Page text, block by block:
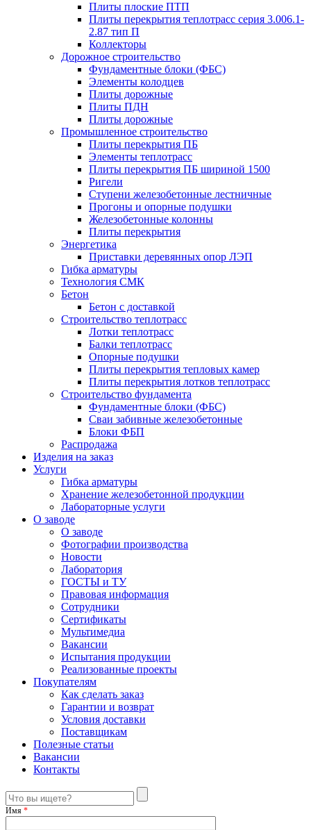
Плиты плоские ПТП
Плиты перекрытия теплотрасс серия 3.006.1-
2.87 тип П
Коллекторы
Дорожное строительство
Фундаментные блоки (ФБС)
Элементы колодцев
Плиты дорожные
Плиты ПДН
Плиты дорожные
Промышленное строительство
Плиты перекрытия ПБ
Элементы теплотрасс
Плиты перекрытия ПБ шириной 1500
Ригели
Ступени железобетонные лестничные
Прогоны и опорные подушки
Железобетонные колонны
Плиты перекрытия
Энергетика
Приставки деревянных опор ЛЭП
Гибка арматуры
Технология СМК
Бетон
Бетон с доставкой
Строительство теплотрасс
Лотки теплотрасс
Балки теплотрасс
Опорные подушки
Плиты перекрытия тепловых камер
Плиты перекрытия лотков теплотрасс
Строительство фундамента
Фундаментные блоки (ФБС)
Сваи забивные железобетонные
Блоки ФБП
Распродажа
Изделия на заказ
Услуги
Гибка арматуры
Хранение железобетонной продукции
Лабораторные услуги
О заводе
О заводе
Фотографии производства
Новости
Лаборатория
ГОСТЫ и ТУ
Правовая информация
Сотрудники
Сертификаты
Мультимедиа
Вакансии
Испытания продукции
Реализованные проекты
Покупателям
Как сделать заказ
Гарантии и возврат
Условия доставки
Поставщикам
Полезные статьи
Вакансии
Контакты
Имя *